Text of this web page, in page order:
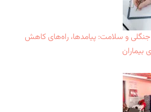
و سلامت: پیامدها، راه‌های کاهش
بیماران